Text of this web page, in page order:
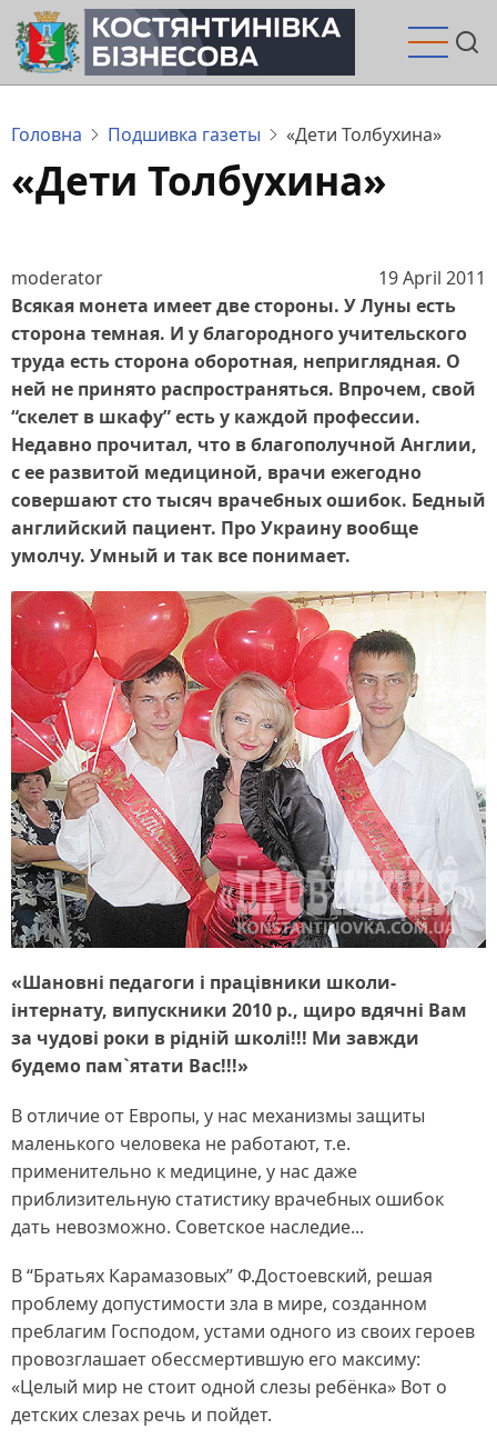
Перейти
до
основного
Головна
Подшивка газеты «Дети Толбухина»
«Дети Толбухина»
moderator
19 April 2011
Всякая монета имеет две стороны. У Луны есть
сторона темная. И у благородного учительского
труда есть сторона оборотная, неприглядная. О
ней не принято распространяться. Впрочем, свой
“скелет в шкафу” есть у каждой профессии.
Недавно прочитал, что в благополучной Англии,
с ее развитой медициной, врачи ежегодно
совершают сто тысяч врачебных ошибок. Бедный
английский пациент. Про Украину вообще
умолчу. Умный и так все понимает.
«Шановні педагоги і працівники школи-
інтернату, випускники 2010 р., щиро вдячні Вам
за чудові роки в рідній школі!!! Ми завжди
будемо пам`ятати Вас!!!»
В отличие от Европы, у нас механизмы защиты
маленького человека не работают, т.е.
применительно к медицине, у нас даже
приблизительную статистику врачебных ошибок
дать невозможно. Советское наследие...
В “Братьях Карамазовых” Ф.Достоевский, решая
проблему допустимости зла в мире, созданном
преблагим Господом, устами одного из своих героев
провозглашает обессмертившую его максиму:
«Целый мир не стоит одной слезы ребёнка» Вот о
детских слезах речь и пойдет.